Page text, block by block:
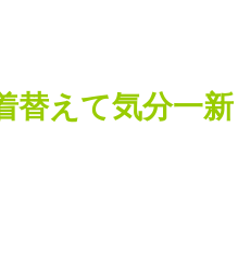
替えて気分一